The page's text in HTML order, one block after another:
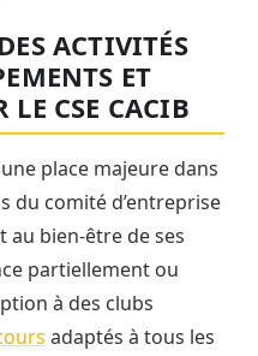
ACTIVITÉS
ET
CSE CACIB
place majeure dans
du comité d’entreprise
au bien-être de ses
partiellement ou
à des clubs
adaptés à tous les